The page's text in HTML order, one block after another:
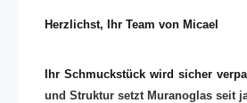
Herzlichst, Ihr Team von Micael
Ihr Schmuckstück wird sicher
und Struktur setzt Muranoglas seit